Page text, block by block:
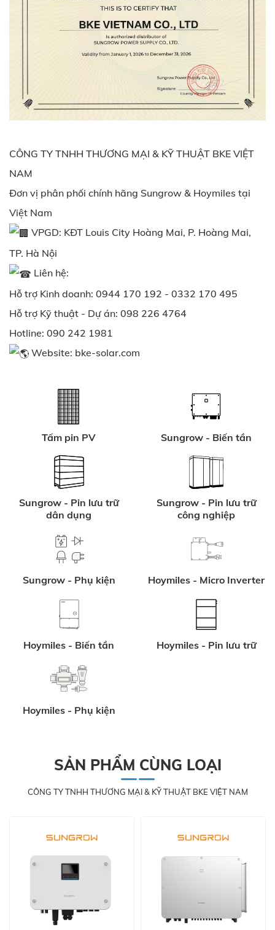
CÔNG TY TNHH THƯƠNG MẠI & KỸ THUẬT BKE VIỆT
NAM
Đơn vị phân phối chính hãng Sungrow & Hoymiles tại
Việt Nam
VPGD: KĐT Louis City Hoàng Mai, P. Hoàng Mai,
TP. Hà Nội
Liên hệ:
Hỗ trợ Kinh doanh: 0944 170 192 - 0332 170 495
Hỗ trợ Kỹ thuật - Dự án: 098 226 4764
Hotline: 090 242 1981
Website: bke-solar.com
Tấm pin PV Sungrow - Biến tần
Sungrow - Pin lưu trữ
dân dụng
Sungrow - Pin lưu trữ
công nghiệp
Sungrow - Phụ kiện Hoymiles - Micro Inverter
Hoymiles - Biến tần Hoymiles - Pin lưu trữ
Hoymiles - Phụ kiện
SẢN PHẨM CÙNG LOẠI
CÔNG TY TNHH THƯƠNG MẠI & KỸ THUẬT BKE VIỆT NAM